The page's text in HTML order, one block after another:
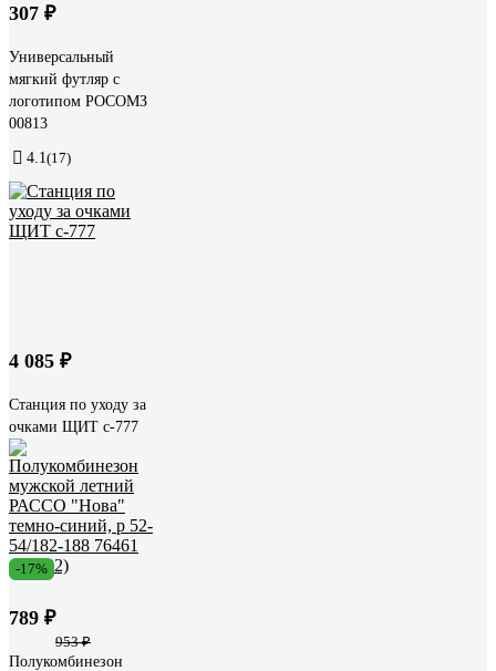
307 ₽
Универсальный
мягкий футляр с
логотипом РОСОМЗ
00813
4.1 (17)
4 085 ₽
Станция по уходу за
очками ЩИТ с-777
-17%
789 ₽
953 ₽
Полукомбинезон